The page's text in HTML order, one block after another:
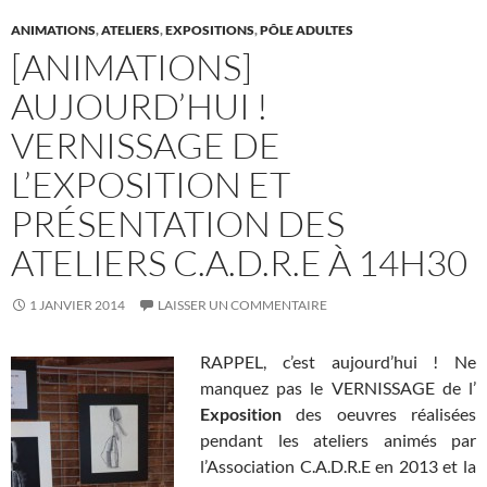
ANIMATIONS,ATELIERS,EXPOSITIONS,PÔLE ADULTES
[ANIMATIONS]
AUJOURD’HUI !
VERNISSAGE DE
L’EXPOSITION ET
PRÉSENTATION DES
ATELIERS C.A.D.R.E À 14H30
1 JANVIER 2014 LAISSER UN COMMENTAIRE
RAPPEL, c’est aujourd’hui ! Ne
manquez pas le VERNISSAGE de l’
Exposition des oeuvres réalisées
pendant les ateliers animés par
l’Association C.A.D.R.E en 2013 et la